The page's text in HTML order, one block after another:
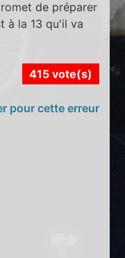
de préparer
à la 13 qu'il va
415 vote(s)
pour cette erreur